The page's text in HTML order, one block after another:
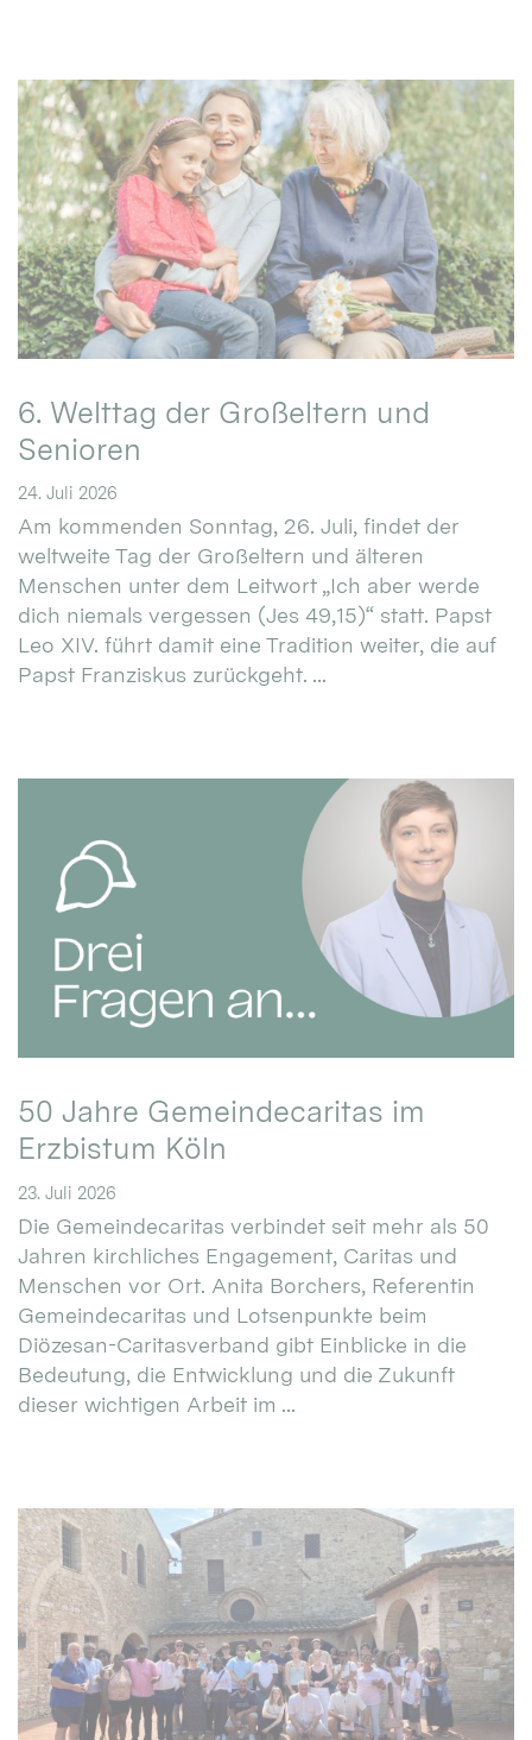
6. Welttag der Großeltern und
Senioren
24. Juli 2026
Am kommenden Sonntag, 26. Juli, findet der
weltweite Tag der Großeltern und älteren
Menschen unter dem Leitwort „Ich aber werde
dich niemals vergessen (Jes 49,15)“ statt. Papst
Leo XIV. führt damit eine Tradition weiter, die auf
Papst Franziskus zurückgeht. ...
50 Jahre Gemeindecaritas im
Erzbistum Köln
23. Juli 2026
Die Gemeindecaritas verbindet seit mehr als 50
Jahren kirchliches Engagement, Caritas und
Menschen vor Ort. Anita Borchers, Referentin
Gemeindecaritas und Lotsenpunkte beim
Diözesan-Caritasverband gibt Einblicke in die
Bedeutung, die Entwicklung und die Zukunft
dieser wichtigen Arbeit im ...